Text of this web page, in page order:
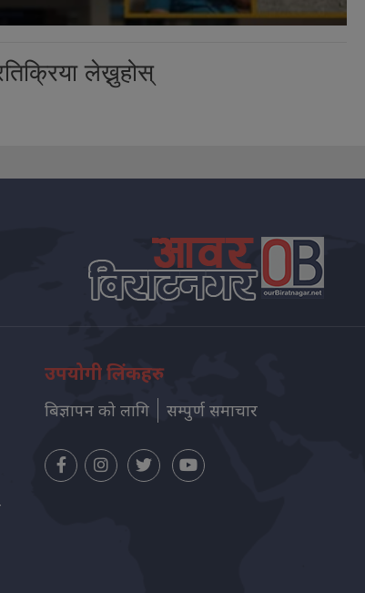
लेख्नुहोस्
उपयोगी लिंकहरु
बिज्ञापन को लागि सम्पुर्ण समाचार